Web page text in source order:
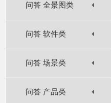
问答 全景图类
问答 软件类
问答 场景类
问答 产品类